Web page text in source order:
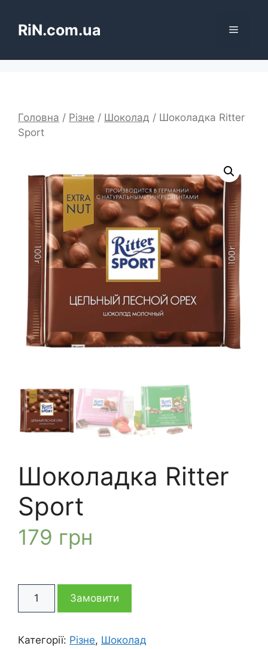
вмістуRiN.com.ua Меню
Головна / Різне / Шоколад / Шоколадка Ritter
Sport
Шоколадка Ritter
Sport
179 грн
Ritter
кількість
Замовити
Категорії: Різне, Шоколад